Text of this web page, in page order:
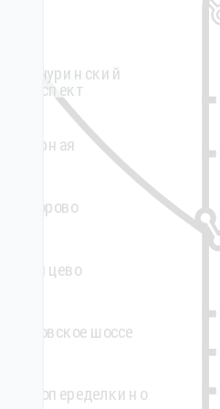
Новопеределкино
Боровское шоссе
Солнцево
Говорово
Озёрная
Мичуринский
проспект